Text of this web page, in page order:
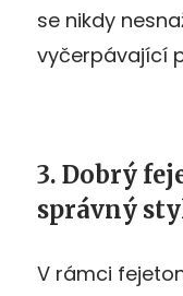
se nikdy
vyčerpávající
3. Dobrý
správný
V rámci